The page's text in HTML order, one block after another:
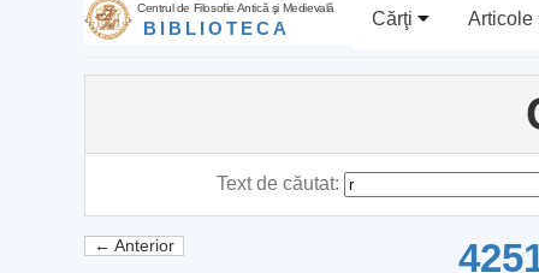
Centrul de Filosofie Antică şi Medievală
BIBLIOTECA Cărţi Articole
Text de căutat:
← Anterior